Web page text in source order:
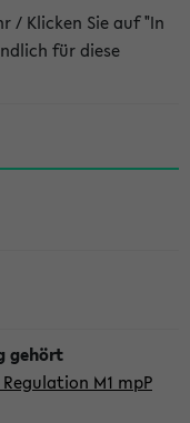
/ Klicken Sie auf "In
für diese
M1 mpP